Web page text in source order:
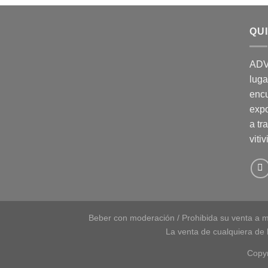
a
Beber con moderación / Prohibida su venta a
La venta de cualquiera de